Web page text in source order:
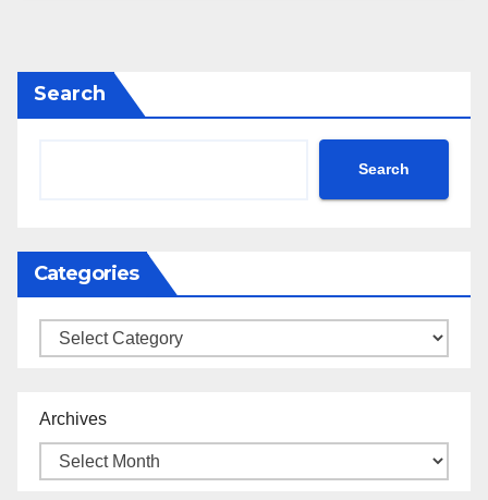
Search
Search
Categories
Categories
Archives